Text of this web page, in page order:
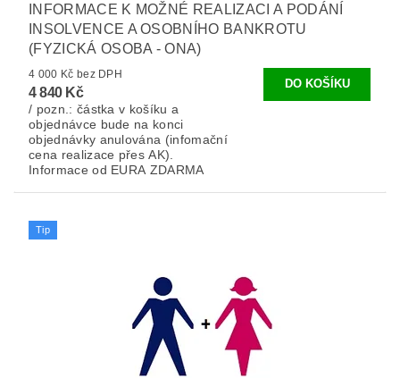
INFORMACE K MOŽNÉ REALIZACI A PODÁNÍ
INSOLVENCE A OSOBNÍHO BANKROTU
(FYZICKÁ OSOBA - ONA)
4 000 Kč bez DPH
4 840 Kč
/ pozn.: částka v košíku a
objednávce bude na konci
objednávky anulována (infomační
cena realizace přes AK).
Informace od EURA ZDARMA
Tip